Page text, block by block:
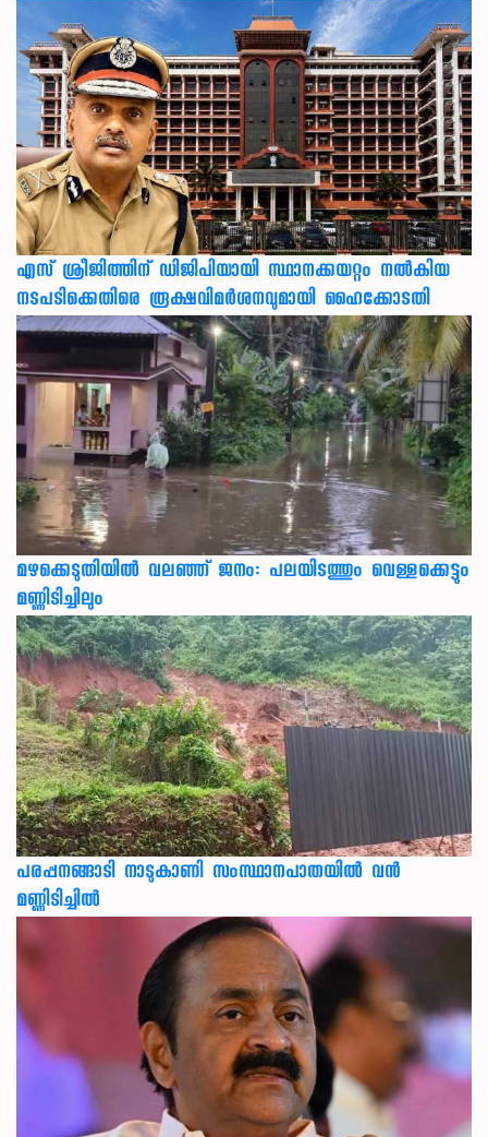
എസ് ശ്രീജിത്തിന് ഡിജിപിയായി സ്ഥാനക്കയറ്റം നൽകിയ
നടപടിക്കെതിരെ രൂക്ഷവിമർശനവുമായി ഹൈക്കോടതി
മഴക്കെടുതിയിൽ വലഞ്ഞ് ജനം: പലയിടത്തും വെള്ളക്കെട്ടും
മണ്ണിടിച്ചിലും
പരപ്പനങ്ങാടി നാടുകാണി സംസ്ഥാനപാതയില്‍ വന്‍
മണ്ണിടിച്ചില്‍